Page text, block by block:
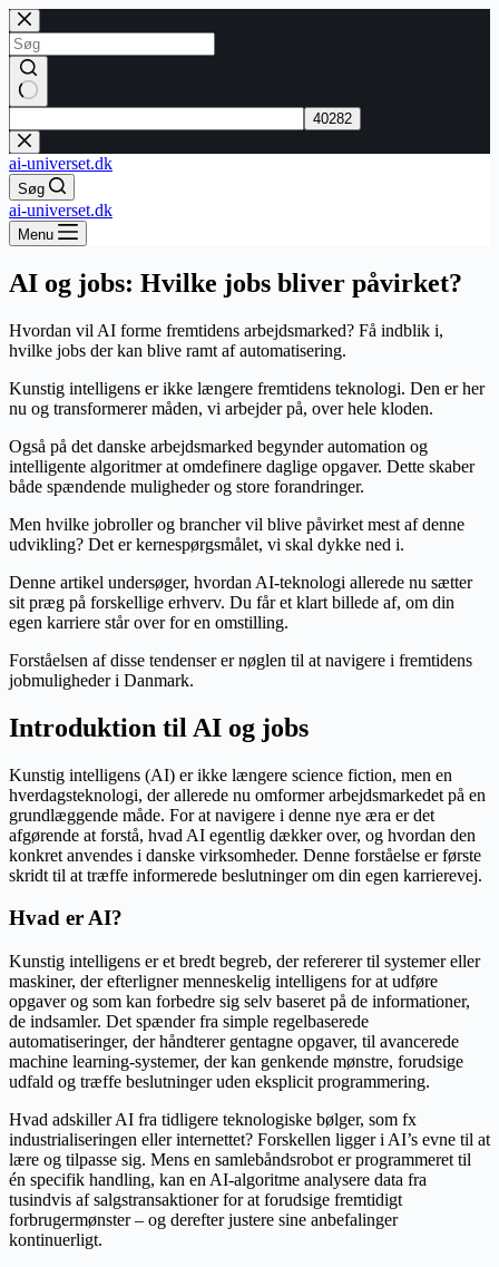
Fortsæt
til
indhold
resultater
ai-universet.dk
Søg
ai-universet.dk
Menu
AI og jobs: Hvilke jobs bliver påvirket?
Hvordan vil AI forme fremtidens arbejdsmarked? Få indblik i,
hvilke jobs der kan blive ramt af automatisering.
Kunstig intelligens er ikke længere fremtidens teknologi. Den er her
nu og transformerer måden, vi arbejder på, over hele kloden.
Også på det danske arbejdsmarked begynder automation og
intelligente algoritmer at omdefinere daglige opgaver. Dette skaber
både spændende muligheder og store forandringer.
Men hvilke jobroller og brancher vil blive påvirket mest af denne
udvikling? Det er kernespørgsmålet, vi skal dykke ned i.
Denne artikel undersøger, hvordan AI-teknologi allerede nu sætter
sit præg på forskellige erhverv. Du får et klart billede af, om din
egen karriere står over for en omstilling.
Forståelsen af disse tendenser er nøglen til at navigere i fremtidens
jobmuligheder i Danmark.
Introduktion til AI og jobs
Kunstig intelligens (AI) er ikke længere science fiction, men en
hverdagsteknologi, der allerede nu omformer arbejdsmarkedet på en
grundlæggende måde. For at navigere i denne nye æra er det
afgørende at forstå, hvad AI egentlig dækker over, og hvordan den
konkret anvendes i danske virksomheder. Denne forståelse er første
skridt til at træffe informerede beslutninger om din egen karrierevej.
Hvad er AI?
Kunstig intelligens er et bredt begreb, der refererer til systemer eller
maskiner, der efterligner menneskelig intelligens for at udføre
opgaver og som kan forbedre sig selv baseret på de informationer,
de indsamler. Det spænder fra simple regelbaserede
automatiseringer, der håndterer gentagne opgaver, til avancerede
machine learning-systemer, der kan genkende mønstre, forudsige
udfald og træffe beslutninger uden eksplicit programmering.
Hvad adskiller AI fra tidligere teknologiske bølger, som fx
industrialiseringen eller internettet? Forskellen ligger i AI’s evne til at
lære og tilpasse sig. Mens en samlebåndsrobot er programmeret til
én specifik handling, kan en AI-algoritme analysere data fra
tusindvis af salgstransaktioner for at forudsige fremtidigt
forbrugermønster – og derefter justere sine anbefalinger
kontinuerligt.